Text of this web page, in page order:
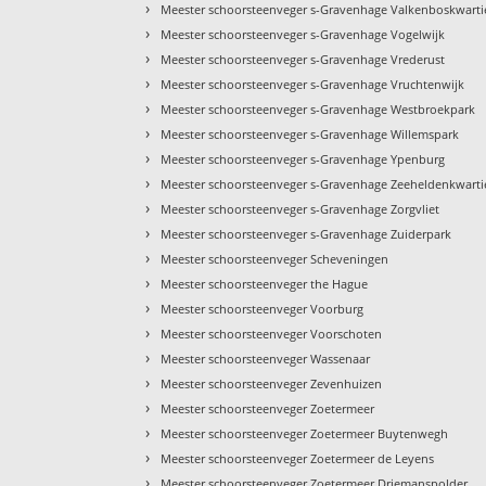
› Meester schoorsteenveger s-Gravenhage
› Meester schoorsteenveger s-Gravenhage Vogelwijk
› Meester schoorsteenveger s-Gravenhage Vrederust
› Meester schoorsteenveger s-Gravenhage Vruchtenwijk
› Meester schoorsteenveger s-Gravenhage Westbroekpark
› Meester schoorsteenveger s-Gravenhage Willemspark
› Meester schoorsteenveger s-Gravenhage Ypenburg
› Meester schoorsteenveger s-Gravenhage
› Meester schoorsteenveger s-Gravenhage Zorgvliet
› Meester schoorsteenveger s-Gravenhage Zuiderpark
› Meester schoorsteenveger Scheveningen
› Meester schoorsteenveger the Hague
› Meester schoorsteenveger Voorburg
› Meester schoorsteenveger Voorschoten
› Meester schoorsteenveger Wassenaar
› Meester schoorsteenveger Zevenhuizen
› Meester schoorsteenveger Zoetermeer
› Meester schoorsteenveger Zoetermeer Buytenwegh
› Meester schoorsteenveger Zoetermeer de Leyens